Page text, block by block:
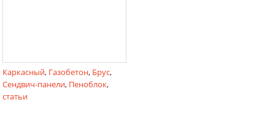
Каркасный, Газобетон, Брус,
Сендвич-панели, Пеноблок,
статьи